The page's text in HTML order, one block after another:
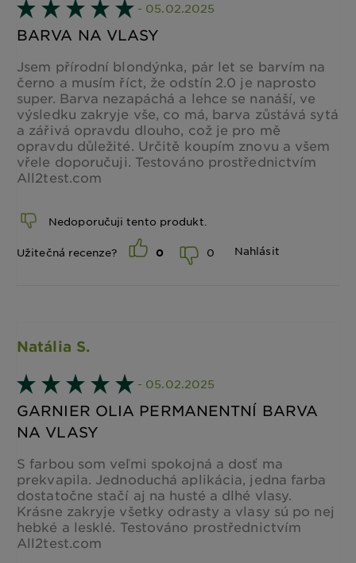
- 05.02.2025
BARVA NA VLASY
Jsem přírodní blondýnka, pár let se barvím na
černo a musím říct, že odstín 2.0 je naprosto
super. Barva nezapáchá a lehce se nanáší, ve
výsledku zakryje vše, co má, barva zůstává sytá
a zářivá opravdu dlouho, což je pro mě
opravdu důležité. Určitě koupím znovu a všem
vřele doporučuji. Testováno prostřednictvím
All2test.com
Nedoporučuji tento produkt.
Užitečná recenze? 0 0 Nahlásit
Natália S.
- 05.02.2025
GARNIER OLIA PERMANENTNÍ BARVA
NA VLASY
S farbou som veľmi spokojná a dosť ma
prekvapila. Jednoduchá aplikácia, jedna farba
dostatočne stačí aj na husté a dlhé vlasy.
Krásne zakryje všetky odrasty a vlasy sú po nej
hebké a lesklé. Testováno prostřednictvím
All2test.com